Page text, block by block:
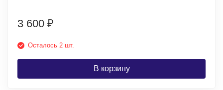
3 600 ₽
Осталось 2 шт.
В корзину